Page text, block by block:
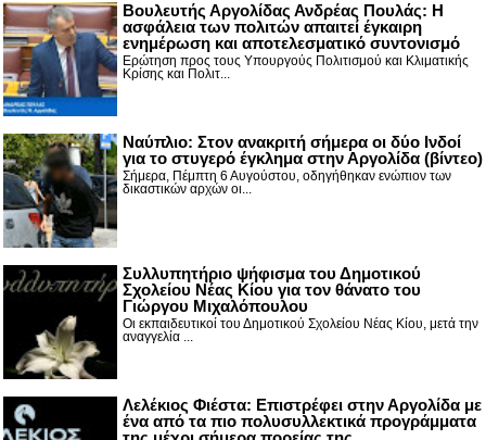
Βουλευτής Αργολίδας Ανδρέας Πουλάς: Η
ασφάλεια των πολιτών απαιτεί έγκαιρη
ενημέρωση και αποτελεσματικό συντονισμό
Ερώτηση προς τους Υπουργούς Πολιτισμού και Κλιματικής
Κρίσης και Πολιτ...
Nαύπλιο: Στον ανακριτή σήμερα οι δύο Ινδοί
για το στυγερό έγκλημα στην Αργολίδα (βίντεο)
Σήμερα, Πέμπτη 6 Αυγούστου, οδηγήθηκαν ενώπιον των
δικαστικών αρχών οι...
Συλλυπητήριο ψήφισμα του Δημοτικού
Σχολείου Νέας Κίου για τον θάνατο του
Γιώργου Μιχαλόπουλου
Οι εκπαιδευτικοί του Δημοτικού Σχολείου Νέας Κίου, μετά την
αναγγελία ...
Λελέκιος Φιέστα: Επιστρέφει στην Αργολίδα με
ένα από τα πιο πολυσυλλεκτικά προγράμματα